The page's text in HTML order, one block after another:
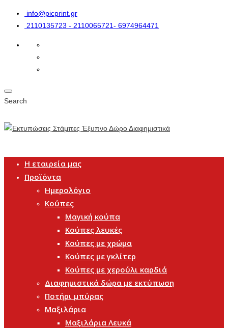
info@picprint.gr
2110135723 - 2110065721- 6974964471
Search
Η εταιρεία μας
Προϊόντα
Ημερολόγιο
Κούπες
Μαγική κούπα
Κούπες λευκές
Κούπες με χρώμα
Κούπες με γκλίτερ
Κούπες με χερούλι καρδιά
Διαφημιστικά δώρα με εκτύπωση
Ποτήρι μπύρας
Μαξιλάρια
Μαξιλάρια Λευκά